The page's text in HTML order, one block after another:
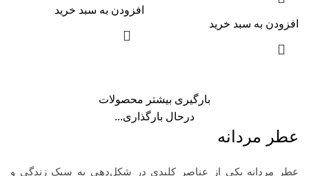
افزودن به سبد خرید
افزودن به سبد خرید
بارگیری بیشتر محصولات
درحال بارگذاری...
عطر مردانه
عطر مردانه یکی از عناصر کلیدی در شکل‌دهی به سبک زندگی و